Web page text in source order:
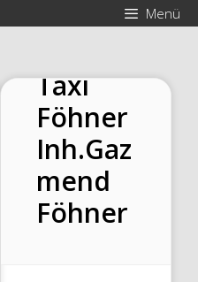
Menü
Taxi
Föhner
Inh.Gaz
mend
Föhner